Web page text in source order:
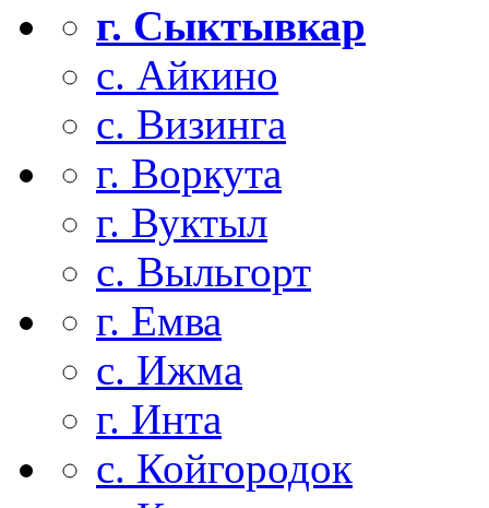
г. Сыктывкар
с. Айкино
с. Визинга
г. Воркута
г. Вуктыл
с. Выльгорт
г. Емва
с. Ижма
г. Инта
с. Койгородок